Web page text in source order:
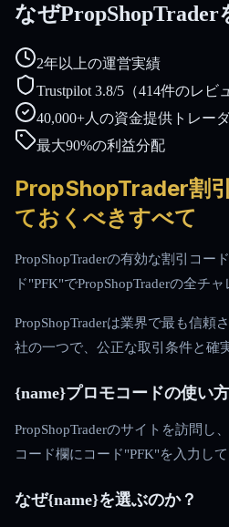
なぜ
2年以上の運営実績
Trustpilot 3.8/5（414件のレビ
40,000+人の資金提供トレー
最大90%の利益分配
PropShopTrader割
ておくべきすべて
PropShopTraderの有効な割引コー
ド"PFK"でPropShopTraderの全チ
PropShopTraderは業界で最も信頼
社の一つで、公正な取引条件と確
{name}プロモコードの使い方
PropShopTraderのサイトを訪問し
コード欄にコード"PFK"を入力して
なぜ{name}を選ぶのか？